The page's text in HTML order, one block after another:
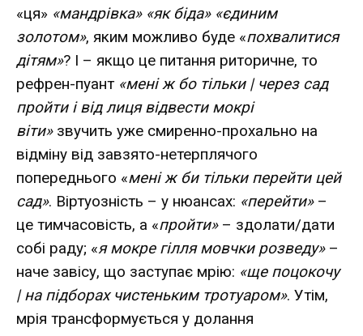
«ця» «мандрівка» «як біда» «єдиним
золотом», яким можливо буде «похвалитися
дітям»? І – якщо це питання риторичне, то
рефрен-пуант «мені ж бо тільки | через сад
пройти і від лиця відвести мокрі
віти»звучить уже смиренно-прохально на
відміну від завзято-нетерплячого
попереднього «мені ж би тільки перейти цей
сад». Віртуозність – у нюансах: «перейти» –
це тимчасовість, а «пройти» – здолати/дати
собі раду; «я мокре гілля мовчки розведу» –
наче завісу, що заступає мрію: «ще поцокочу
| на підборах чистеньким тротуаром». Утім,
мрія трансформується у долання